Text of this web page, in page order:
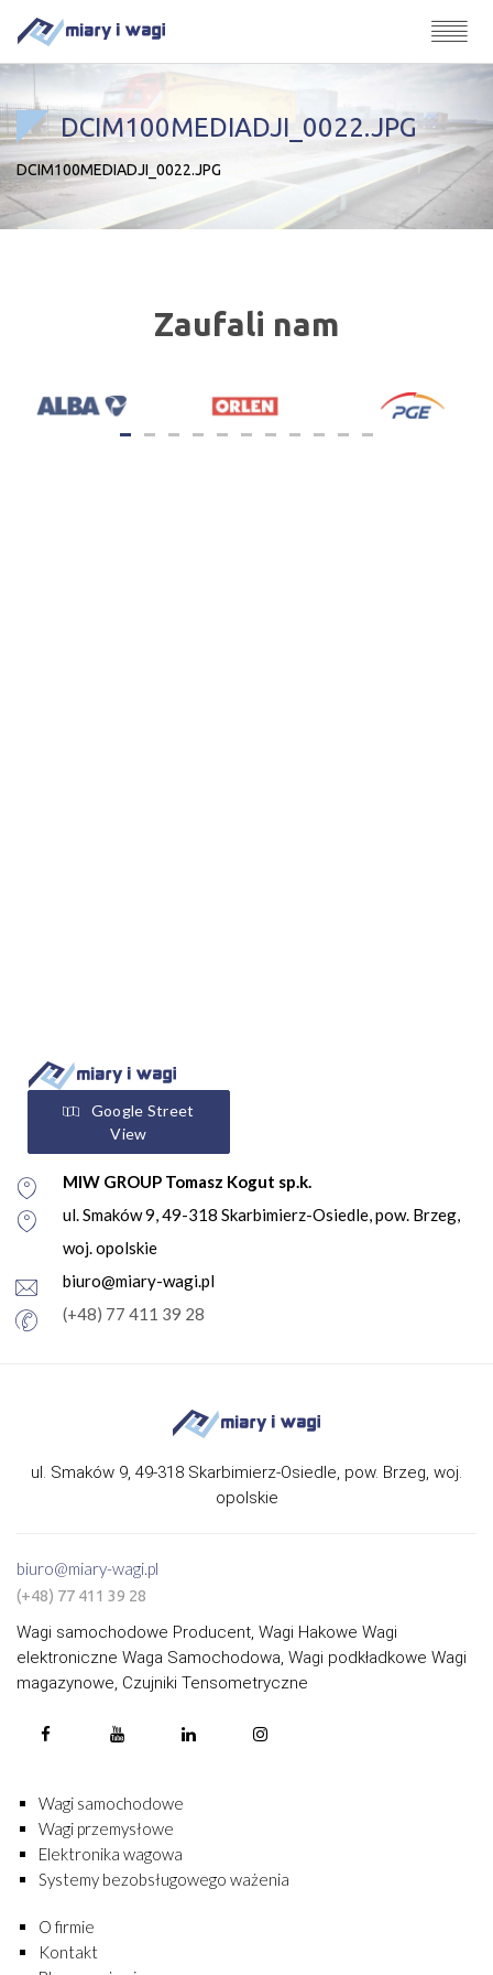
DCIM100MEDIADJI_0022.JPG
DCIM100MEDIADJI_0022.JPG
Zaufali nam
Google Street
View
MIW GROUP Tomasz Kogut sp.k.
ul. Smaków 9, 49-318 Skarbimierz-Osiedle, pow. Brzeg,
woj. opolskie
biuro@miary-wagi.pl
(+48) 77 411 39 28
ul. Smaków 9, 49-318 Skarbimierz-Osiedle, pow. Brzeg, woj.
opolskie
biuro@miary-wagi.pl
(+48) 77 411 39 28
Wagi samochodowe Producent, Wagi Hakowe Wagi
elektroniczne Waga Samochodowa, Wagi podkładkowe Wagi
magazynowe, Czujniki Tensometryczne
Wagi samochodowe
Wagi przemysłowe
Elektronika wagowa
Systemy bezobsługowego ważenia
O firmie
Kontakt